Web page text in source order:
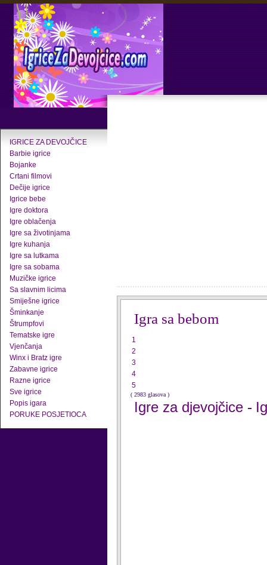
IGRICE ZA DEVOJČICE
Barbie igrice
Bojanke
Crtani filmovi
Dečije igrice
Igrice bebe
Igre doktora
Igre oblačenja
Igre sa životinjama
Igre kuhanja
Igre sa lutkama
Igre sa sobama
Muzičke igrice
Sa slavnim licima
Smiješne igrice
Šminkanje
Štrumpfovi
Tematske igre
Vjenčanja
Winx i Bratz igre
Zabavne igrice
Razne igrice
Sve igrice
Popis igara
PORUKE POSJETIOCA
Igra sa bebom
1
2
3
4
5
( 2983 glasova )
Igre za djevojčice -